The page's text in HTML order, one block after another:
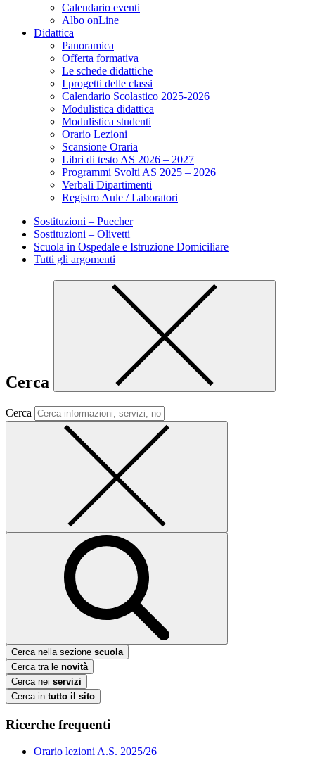
Calendario eventi
Albo onLine
Didattica
Panoramica
Offerta formativa
Le schede didattiche
I progetti delle classi
Calendario Scolastico 2025-2026
Modulistica didattica
Modulistica studenti
Orario Lezioni
Scansione Oraria
Libri di testo AS 2026 – 2027
Programmi Svolti AS 2025 – 2026
Verbali Dipartimenti
Registro Aule / Laboratori
Sostituzioni – Puecher
Sostituzioni – Olivetti
Scuola in Ospedale e Istruzione Domiciliare
Tutti gli argomenti
Cerca
Cerca
Cerca nella sezione scuola
Cerca tra le novità
Cerca nei servizi
Cerca in tutto il sito
Ricerche frequenti
Orario lezioni A.S. 2025/26